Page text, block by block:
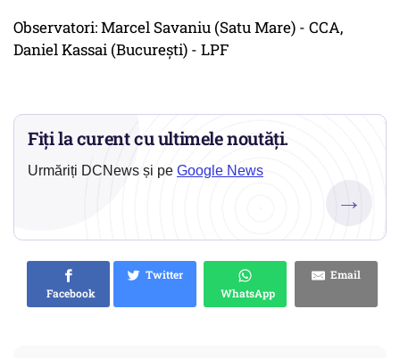
Observatori: Marcel Savaniu (Satu Mare) - CCA,
Daniel Kassai (Bucureşti) - LPF
Fiți la curent cu ultimele noutăți.
Urmăriți DCNews și pe Google News
→
Facebook
Twitter
WhatsApp
Email